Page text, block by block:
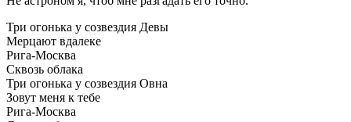
Три огонька у созвездия Девы
Мерцают вдалеке
Рига-Москва
Сквозь облака
Три огонька у созвездия Овна
Зовут меня к тебе
Рига-Москва